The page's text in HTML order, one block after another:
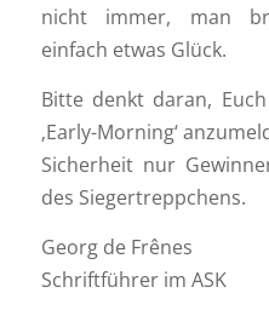
nicht immer, man
einfach etwas Glück.
Bitte denkt daran,
‚Early-Morning‘
Sicherheit nur
des Siegertreppchens.
Georg de Frênes
Schriftführer im ASK